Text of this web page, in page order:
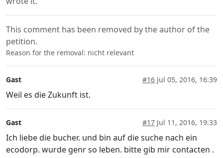
This comment has been removed by the author of the
petition.
Reason for the removal: nicht relevant
Gast #16 Jul 05, 2016, 16:39
Weil es die Zukunft ist.
Gast #17 Jul 11, 2016, 19:33
Ich liebe die bucher. und bin auf die suche nach ein
ecodorp. wurde genr so leben. bitte gib mir contacten .